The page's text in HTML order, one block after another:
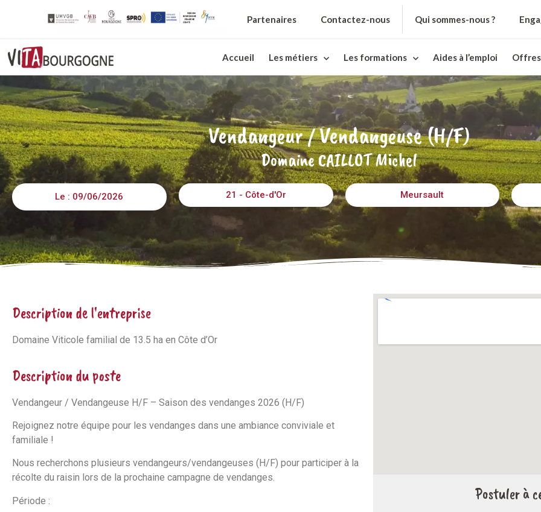
Partenaires Contactez-nous Qui sommes-nous ?
Accueil Les métiers Les formations Aides à l’emploi Offres
Vendangeur / Vendangeuse (H/F)
Domaine CAILLOT Michel
Le : 09/06/2026 21 - Côte-d'Or Meursault
Description de l'entreprise
Domaine Viticole familial de 13.5 ha en Côte d’Or
Description du poste
Vendangeur / Vendangeuse H/F – Saison des vendanges 2026 (H/F)
Rejoignez notre équipe pour les vendanges dans une ambiance conviviale et
familiale !
Nous recherchons plusieurs vendangeurs/vendangeuses (H/F) pour participer à la
récolte du raisin lors de la prochaine campagne de vendanges.
Période : Postuler à